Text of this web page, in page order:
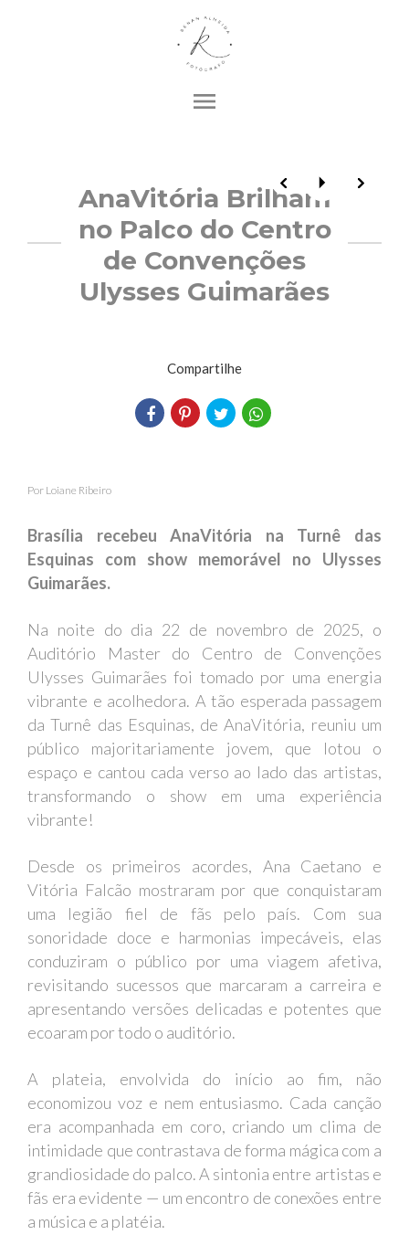
menu
AnaVitória Brilham
no Palco do Centro
de Convenções
Ulysses Guimarães
Compartilhe
Por Loiane Ribeiro
Brasília recebeu AnaVitória na Turnê das
Esquinas com show memorável no Ulysses
Guimarães.
Na noite do dia 22 de novembro de 2025, o
Auditório Master do Centro de Convenções
Ulysses Guimarães foi tomado por uma energia
vibrante e acolhedora. A tão esperada passagem
da Turnê das Esquinas, de AnaVitória, reuniu um
público majoritariamente jovem, que lotou o
espaço e cantou cada verso ao lado das artistas,
transformando o show em uma experiência
vibrante!
Desde os primeiros acordes, Ana Caetano e
Vitória Falcão mostraram por que conquistaram
uma legião fiel de fãs pelo país. Com sua
sonoridade doce e harmonias impecáveis, elas
conduziram o público por uma viagem afetiva,
revisitando sucessos que marcaram a carreira e
apresentando versões delicadas e potentes que
ecoaram por todo o auditório.
A plateia, envolvida do início ao fim, não
economizou voz e nem entusiasmo. Cada canção
era acompanhada em coro, criando um clima de
intimidade que contrastava de forma mágica com a
grandiosidade do palco. A sintonia entre artistas e
fãs era evidente — um encontro de conexões entre
a música e a platéia.